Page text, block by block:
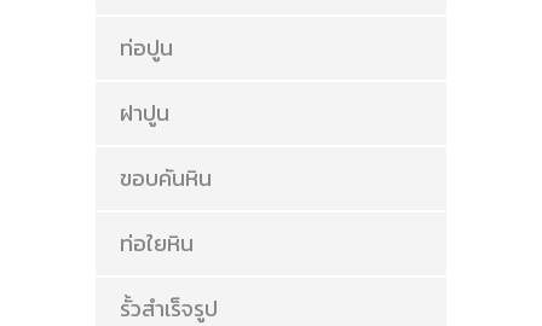
ท่อปูน
ฝาปูน
ขอบคันหิน
ท่อใยหิน
รั้วสำเร็จรูป